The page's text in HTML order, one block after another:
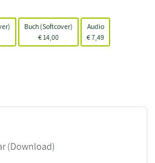
Buch (Softcover)
€14,00
Audio
€7,49
(Download)